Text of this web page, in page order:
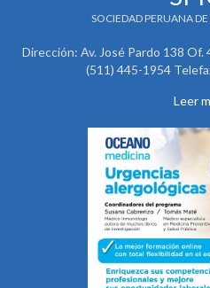
SOCIEDAD PERUANA
Dirección: Av. José Pardo 138
(511) 445-1954
Leer